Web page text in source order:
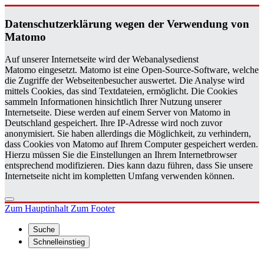
Da­ten­schutz­er­klä­rung wegen der Ver­wen­dung von
Ma­to­mo
Auf unserer Internetseite wird der Webanalysedienst
Matomo eingesetzt. Matomo ist eine Open-Source-Software, welche
die Zugriffe der Webseitenbesucher auswertet. Die Analyse wird
mittels Cookies, das sind Textdateien, ermöglicht. Die Cookies
sammeln Informationen hinsichtlich Ihrer Nutzung unserer
Internetseite. Diese werden auf einem Server von Matomo in
Deutschland gespeichert. Ihre IP-Adresse wird noch zuvor
anonymisiert. Sie haben allerdings die Möglichkeit, zu verhindern,
dass Cookies von Matomo auf Ihrem Computer gespeichert werden.
Hierzu müssen Sie die Einstellungen an Ihrem Internetbrowser
entsprechend modifizieren. Dies kann dazu führen, dass Sie unsere
Internetseite nicht im kompletten Umfang verwenden können.
Zum HauptinhaltZum Footer
Suche
Schnelleinstieg